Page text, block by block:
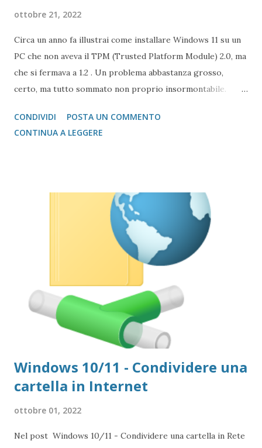
ottobre 21, 2022
Circa un anno fa illustrai come installare Windows 11 su un
PC che non aveva il TPM (Trusted Platform Module) 2.0, ma
che si fermava a 1.2 . Un problema abbastanza grosso,
certo, ma tutto sommato non proprio insormontabile.
possono upgradare il firmware del dispositivo da 1.2 a 2.0,
attraverso una procedura non proprio semplice, ma
CONDIVIDI
POSTA UN COMMENTO
CONTINUA A LEGGERE
Windows 10/11 - Condividere una
cartella in Internet
ottobre 01, 2022
Nel post Windows 10/11 - Condividere una cartella in Rete